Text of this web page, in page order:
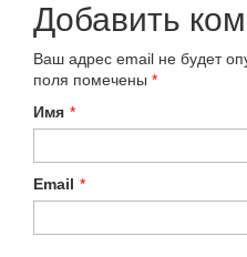
Добавить
Ваш адрес email не будет
поля помечены *
Имя *
Email *